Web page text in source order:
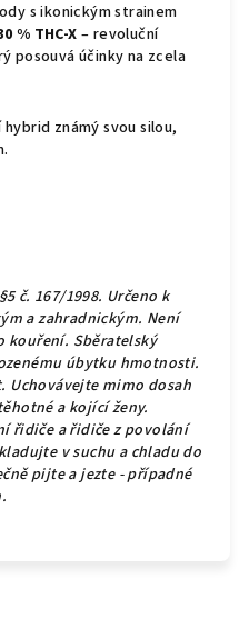
s ikonickým strainem
% THC-X– revoluční
posouvá účinky na zcela
známý svou silou,
č. 167/1998. Určeno k
a zahradnickým. Není
kouření. Sběratelský
úbytku hmotnosti.
Uchovávejte mimo dosah
a kojící ženy.
řidiče a řidiče z povolání
v suchu a chladu do
pijte a jezte - případné